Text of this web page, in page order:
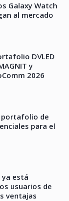
Galaxy Watch
al mercado
DVLED
y
2026
portafolio de
para el
ya está
usuarios de
ventajas